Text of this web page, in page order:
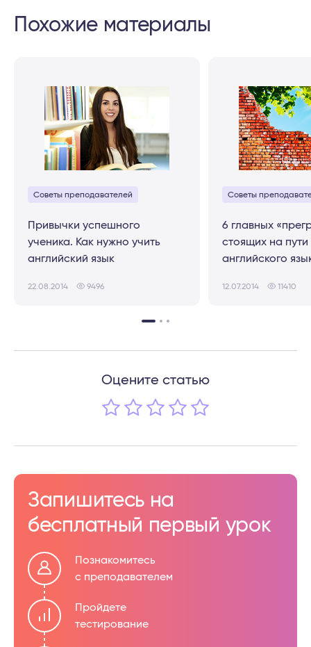
Похожие материалы
Советы преподавателей
Привычки успешного
ученика. Как нужно учить
английский язык
22.08.2014 9496
Советы
6 главных
стоящих на пути
английского
12.07.2014 11410
Оцените статью
Запишитесь на
бесплатный первый урок
Познакомитесь
с преподавателем
Пройдете
тестирование